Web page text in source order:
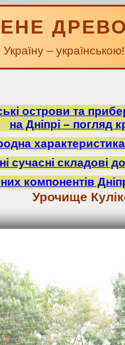
ДРЕВО
– українською!
острови та
на Дніпрі – погляд
сучасні складові
компонентів
Урочище